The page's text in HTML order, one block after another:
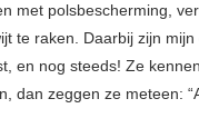
met polsbescherming,
te raken. Daarbij zijn
en nog steeds! Ze
dan zeggen ze meteen: